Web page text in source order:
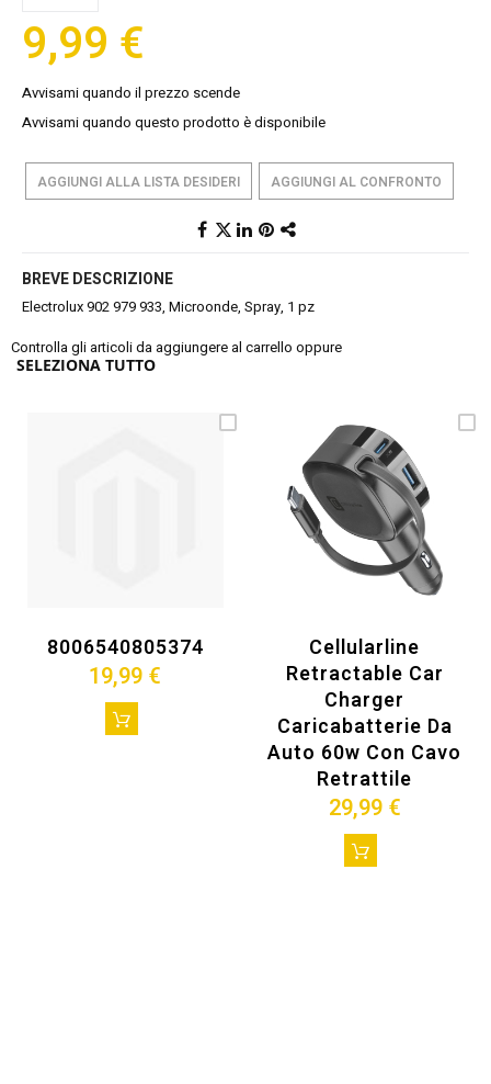
9,99 €
Avvisami quando il prezzo scende
Avvisami quando questo prodotto è disponibile
AGGIUNGI ALLA LISTA DESIDERI AGGIUNGI AL CONFRONTO
BREVE DESCRIZIONE
Electrolux 902 979 933, Microonde, Spray, 1 pz
Controlla gli articoli da aggiungere al carrello oppure
SELEZIONA TUTTO
8006540805374
19,99 €
Cellularline
Retractable Car
Charger
Caricabatterie Da
Auto 60w Con Cavo
Retrattile
29,99 €